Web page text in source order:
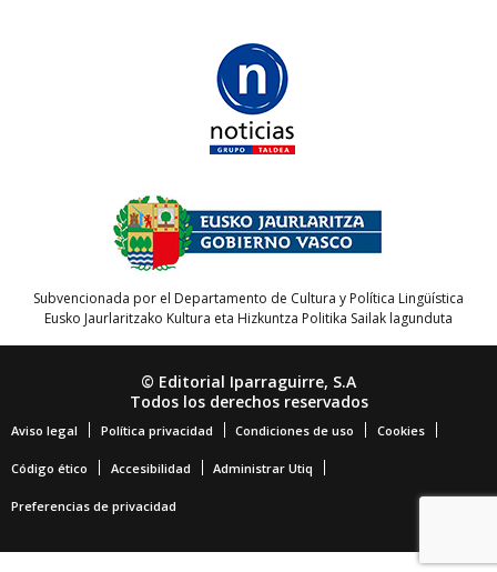
Subvencionada por el Departamento de Cultura y Política Lingüística
Eusko Jaurlaritzako Kultura eta Hizkuntza Politika Sailak lagunduta
© Editorial Iparraguirre, S.A
Todos los derechos reservados
Aviso legal Política privacidad Condiciones de uso Cookies
Código ético Accesibilidad Administrar Utiq
Preferencias de privacidad